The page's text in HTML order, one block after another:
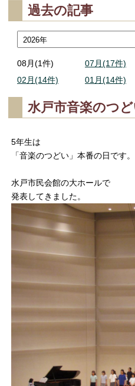
過去の記事
08月(1件) 07月(17件)
02月(14件)
01月(14件)
水戸市音楽のつど
5年生は
「音楽のつどい」本番の日です。
水戸市民会館の大ホールで
発表してきました。